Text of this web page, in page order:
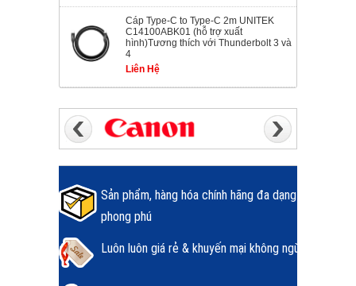
Cáp Type-C to Type-C 2m UNITEK
C14100ABK01 (hỗ trợ xuất
hình)Tương thích với Thunderbolt 3 và
4
Liên Hệ
Sản phẩm, hàng hóa chính hãng đa dạng
phong phú
Luôn luôn giá rẻ & khuyến mại không ngừng.